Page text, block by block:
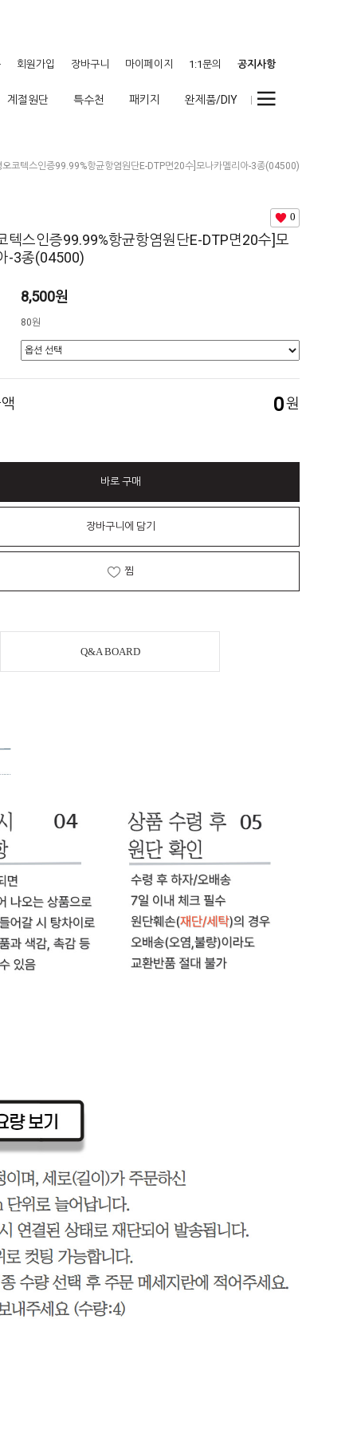
회원가입 장바구니 마이페이지 1:1문의 공지사항
계절원단 특수천 패키지 완제품/DIY
코텍스인증99.99%항균항염원단E-DTP면20수]모나카멜리아-3종(04500)
0
텍스인증99.99%항균항염원단E-DTP면20수]모
-3종(04500)
8,500원
80원
0원
바로 구매
장바구니에 담기
찜
Q&A BOARD